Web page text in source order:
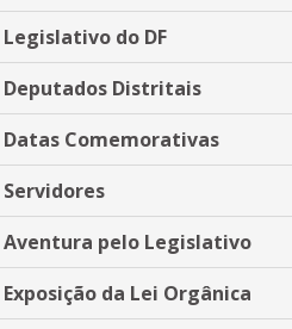
Legislativo do DF
Deputados Distritais
Datas Comemorativas
Servidores
Aventura pelo Legislativo
Exposição da Lei Orgânica